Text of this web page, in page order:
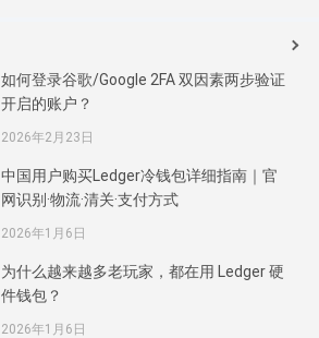
如何登录谷歌/Google 2FA 双因素两步验证
开启的账户？
2026年2月23日
中国用户购买Ledger冷钱包详细指南｜官
网识别·物流·清关·支付方式
2026年1月6日
为什么越来越多老玩家，都在用 Ledger 硬
件钱包？
2026年1月6日